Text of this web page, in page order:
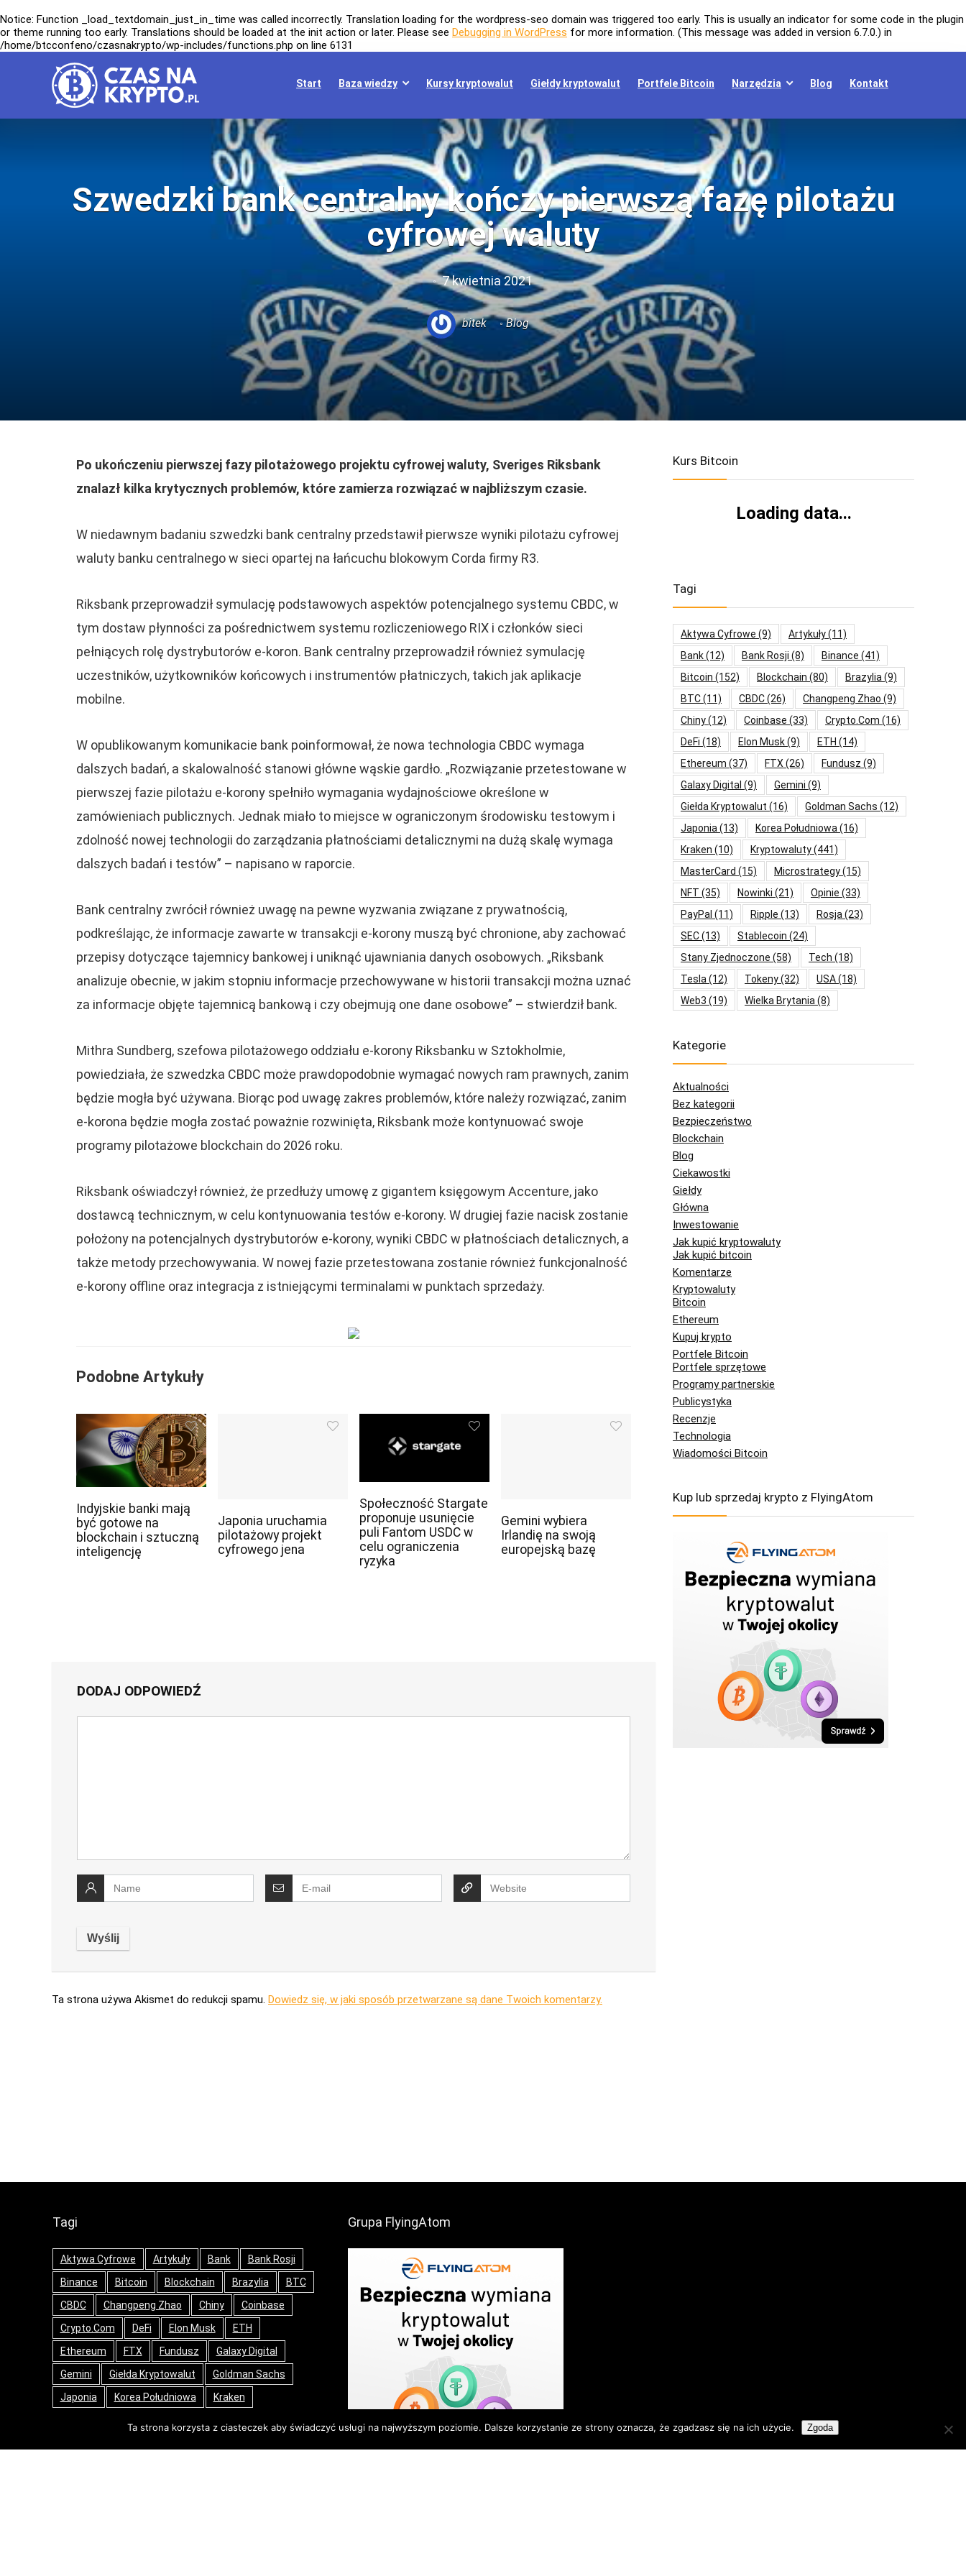
Notice: Function _load_textdomain_just_in_time was called incorrectly. Translation loading for the wordpress-seo domain was triggered too early. This is usually an indicator for some code in the plugin
or theme running too early. Translations should be loaded at the init action or later. Please see Debugging in WordPress for more information. (This message was added in version 6.7.0.) in
/home/btcconfeno/czasnakrypto/wp-includes/functions.php on line 6131
Start Baza wiedzy Kursy kryptowalut Giełdy kryptowalut Portfele Bitcoin Narzędzia Blog Kontakt
Szwedzki bank centralny kończy pierwszą fazę pilotażu
cyfrowej waluty
7 kwietnia 2021
bitek Blog
Po ukończeniu pierwszej fazy pilotażowego projektu cyfrowej waluty, Sveriges Riksbank
znalazł kilka krytycznych problemów, które zamierza rozwiązać w najbliższym czasie.
W niedawnym badaniu szwedzki bank centralny przedstawił pierwsze wyniki pilotażu cyfrowej
waluty banku centralnego w sieci opartej na łańcuchu blokowym Corda firmy R3.
Riksbank przeprowadził symulację podstawowych aspektów potencjalnego systemu CBDC, w
tym dostaw płynności za pośrednictwem systemu rozliczeniowego RIX i członków sieci
pełniących rolę dystrybutorów e-koron. Bank centralny przeprowadził również symulację
uczestników, użytkowników końcowych i instrumentów płatniczych, takich jak aplikacje
mobilne.
W opublikowanym komunikacie bank poinformował, że nowa technologia CBDC wymaga
dalszych badań, a skalowalność stanowi główne wąskie gardło. „Rozwiązanie przetestowane w
pierwszej fazie pilotażu e-korony spełniło wymagania wydajnościowe określone w
zamówieniach publicznych. Jednak miało to miejsce w ograniczonym środowisku testowym i
zdolność nowej technologii do zarządzania płatnościami detalicznymi na dużą skalę wymaga
dalszych badań i testów” – napisano w raporcie.
Bank centralny zwrócił również uwagę na pewne wyzwania związane z prywatnością,
podkreślając, że informacje zawarte w transakcji e-korony muszą być chronione, aby zachować
przepisy dotyczące tajemnicy bankowej i uniknąć ujawniania danych osobowych. „Riksbank
analizuje obecnie, w jakim stopniu informacje przechowywane w historii transakcji można uznać
za informacje objęte tajemnicą bankową i czy obejmują one dane osobowe” – stwierdził bank.
Mithra Sundberg, szefowa pilotażowego oddziału e-korony Riksbanku w Sztokholmie,
powiedziała, że ​​szwedzka CBDC może prawdopodobnie wymagać nowych ram prawnych, zanim
będzie mogła być używana. Biorąc pod uwagę zakres problemów, które należy rozwiązać, zanim
e-korona będzie mogła zostać poważnie rozwinięta, Riksbank może kontynuować swoje
programy pilotażowe blockchain do 2026 roku.
Riksbank oświadczył również, że przedłuży umowę z gigantem księgowym Accenture, jako
dostawcą technicznym, w celu kontynuowania testów e-korony. W drugiej fazie nacisk zostanie
położony na potencjalnych dystrybutorów e-korony, wyniki CBDC w płatnościach detalicznych, a
także metody przechowywania. W nowej fazie przetestowana zostanie również funkcjonalność
e-korony offline oraz integracja z istniejącymi terminalami w punktach sprzedaży.
Podobne Artykuły
Indyjskie banki mają
być gotowe na
blockchain i sztuczną
inteligencję
Japonia uruchamia
pilotażowy projekt
cyfrowego jena
Społeczność Stargate
proponuje usunięcie
puli Fantom USDC w
celu ograniczenia
ryzyka
Gemini wybiera
Irlandię na swoją
europejską bazę
DODAJ ODPOWIEDŹ
Ta strona używa Akismet do redukcji spamu. Dowiedz się, w jaki sposób przetwarzane są dane Twoich komentarzy.
Kurs Bitcoin
Loading data...
Tagi
Aktywa Cyfrowe (9) Artykuły(11)
Bank(12) Bank Rosji (8) Binance (41)
Bitcoin (152) Blockchain (80) Brazylia (9)
BTC(11) CBDC(26) Changpeng Zhao (9)
Chiny(12) Coinbase (33) Crypto.com (16)
DeFi (18) Elon Musk(9) ETH (14)
Ethereum (37) FTX (26) Fundusz (9)
Galaxy Digital (9) Gemini (9)
Giełda Kryptowalut (16) Goldman Sachs (12)
Japonia (13) Korea Południowa (16)
Kraken (10) Kryptowaluty(441)
MasterCard (15) Microstrategy(15)
NFT (35) Nowinki (21) Opinie (33)
PayPal (11) Ripple (13) Rosja (23)
SEC(13) Stablecoin (24)
Stany Zjednoczone (58) Tech (18)
Tesla (12) Tokeny(32) USA(18)
Web3 (19) Wielka Brytania (8)
Kategorie
Aktualności
Bez kategorii
Bezpieczeństwo
Blockchain
Blog
Ciekawostki
Giełdy
Główna
Inwestowanie
Jak kupić kryptowaluty
Jak kupić bitcoin
Komentarze
Kryptowaluty
Bitcoin
Ethereum
Kupuj krypto
Portfele Bitcoin
Portfele sprzętowe
Programy partnerskie
Publicystyka
Recenzje
Technologia
Wiadomości Bitcoin
Kup lub sprzedaj krypto z FlyingAtom
Tagi
Aktywa Cyfrowe Artykuły Bank
Bank Rosji
Binance
Bitcoin Blockchain Brazylia
BTC
CBDC
Changpeng Zhao Chiny
Coinbase
Crypto.com
DeFi Elon Musk
ETH
Ethereum
FTX Fundusz
Galaxy Digital
Gemini
Giełda Kryptowalut
Goldman Sachs
Japonia
Korea Południowa
Kraken
Grupa FlyingAtom
Ta strona korzysta z ciasteczek aby świadczyć usługi na najwyższym poziomie. Dalsze korzystanie ze strony oznacza, że zgadzasz się na ich użycie. Zgoda